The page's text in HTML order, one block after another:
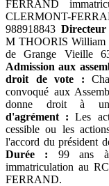
FERRAND
CLERMONT-
988918843 Directeur
M THOORIS William
de Grange Vieille
Admission aux
droit de vote :
convoqué aux
donne droit à
d'agrément : Les
cessible ou les
l'accord du président
Durée : 99 ans à
immatriculation au
FERRAND.